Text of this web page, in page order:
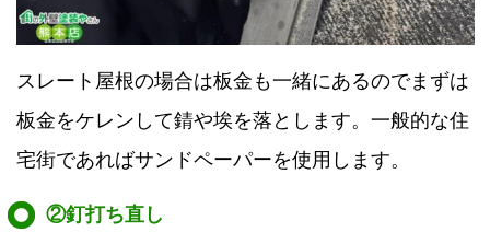
スレート屋根の場合は板金も一緒にあるのでまずは
板金をケレンして錆や埃を落とします。一般的な住
宅街であればサンドペーパーを使用します。
②釘打ち直し